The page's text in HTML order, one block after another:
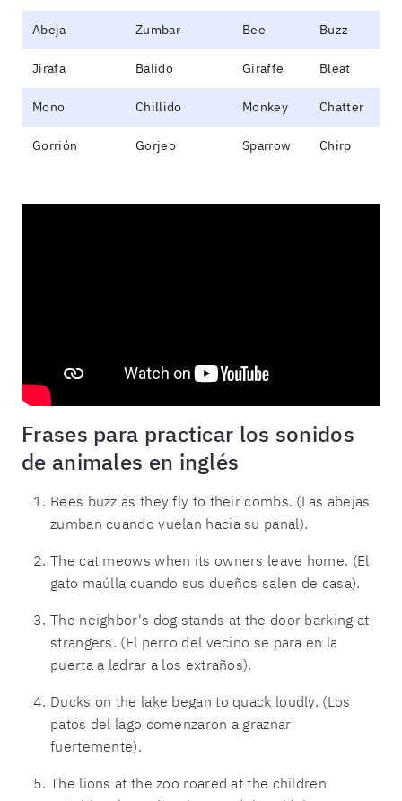
Abeja Zumbar Bee Buzz
Jirafa Balido Giraffe Bleat
Mono Chillido Monkey Chatter
Gorrión Gorjeo Sparrow Chirp
Frases para practicar los sonidos
de animales en inglés
Bees buzz as they fly to their combs. (Las abejas
zumban cuando vuelan hacia su panal).
The cat meows when its owners leave home. (El
gato maúlla cuando sus dueños salen de casa).
The neighbor's dog stands at the door barking at
strangers. (El perro del vecino se para en la
puerta a ladrar a los extraños).
Ducks on the lake began to quack loudly. (Los
patos del lago comenzaron a graznar
fuertemente).
The lions at the zoo roared at the children